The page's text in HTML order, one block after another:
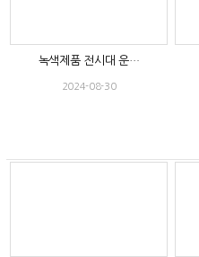
녹색제품 전시대 운…
2024-08-30